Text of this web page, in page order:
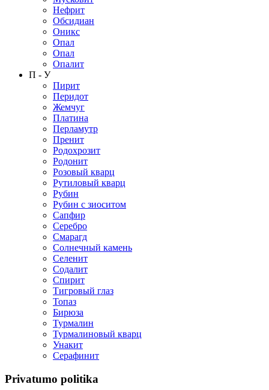
Нефрит
Обсидиан
Оникс
Опал
Опал
Опалит
П - У
Пирит
Перидот
Жемчуг
Платина
Перламутр
Пренит
Родохрозит
Родонит
Розовый кварц
Рутиловый кварц
Рубин
Рубин с зиоситом
Сапфир
Серебро
Смарагд
Солнечный камень
Селенит
Содалит
Спирит
Тигровый глаз
Топаз
Бирюза
Турмалин
Турмалиновый кварц
Унакит
Серафинит
Privatumo politika